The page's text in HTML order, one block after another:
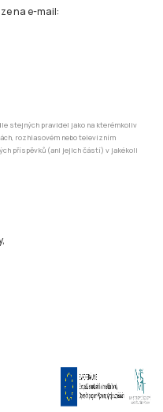
na e-mail:
stejných pravidel jako na kterémkoliv
rozhlasovém nebo televizním
příspěvků (ani jejich částí) v jakékoli